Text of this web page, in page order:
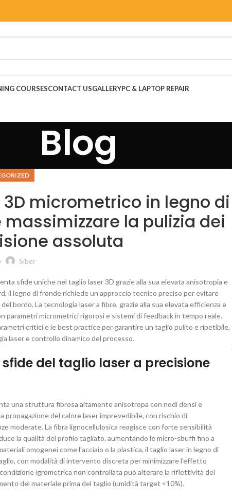
COURSESCONTACT USGALLERYPC & LAPTOP REPAIR
Blog
micrometrico in legno di
la pulizia dei
assoluta
Siber
sfide uniche nel taglio laser 3D grazie alla sua elevata anisotropia e
il legno di fronde richiede un approccio tecnico preciso per evitare
bordo. La tecnologia laser a fibre, grazie alla sua elevata efficienza e
micrometrici rigorosi e sistemi di feedback in tempo reale.
critici e le best practice per garantire un taglio pulito e ripetibile,
laser e controllo dinamico del processo.
del taglio laser a precisione
una struttura fibrosa altamente anisotropa con nodi densi e
del calore laser imprevedibile, con rischio di
moderate. La fibra lignocellulosica reagisce con forte sensibilità
la qualità del profilo tagliato, aumentando le micro-sbuffi fino a
omogenei come l’acciaio o la plastica, il taglio laser in legno di
con modalità di intervento discreta per minimizzare l’effetto
igrometrica non controllata può alterare la riflettività del
del materiale prima del taglio (umidità target <10%).